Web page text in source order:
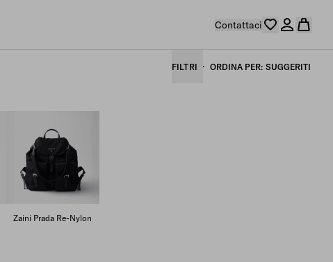
Contattaci
FILTRI ORDINA PER SUGGERITI
Zaini Prada Re-Nylon